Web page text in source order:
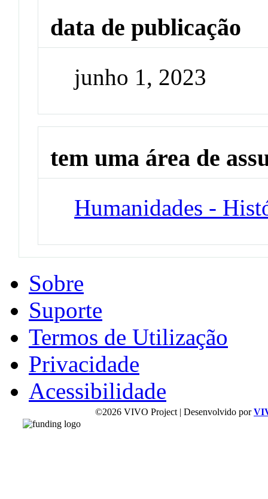
data de publicação
junho 1, 2023
tem uma área de
Humanidades -
Sobre
Suporte
Termos de Utilização
Privacidade
Acessibilidade
©2026 VIVO Project | Desenvolvido por